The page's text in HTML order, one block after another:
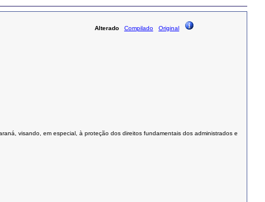
Alterado Compilado Original
visando, em especial, à proteção dos direitos fundamentais dos administrados e